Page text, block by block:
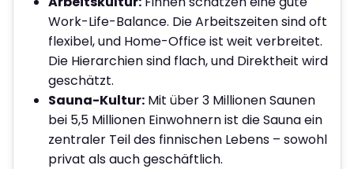
Work-Life-Balance. Die Arbeitszeiten sind oft
flexibel, und Home-Office ist weit verbreitet.
Die Hierarchien sind flach, und Direktheit wird
geschätzt.
Sauna-Kultur: Mit über 3 Millionen Saunen
bei 5,5 Millionen Einwohnern ist die Sauna ein
zentraler Teil des finnischen Lebens – sowohl
privat als auch geschäftlich.